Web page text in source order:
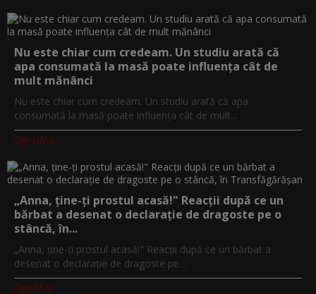
Nu este chiar cum credeam. Un studiu arată că
apa consumată la masă poate influența cât de
mult mănânci
Nu este chiar cum credeam. Un studiu arată că apa
consumată la masă poate influența cât de mult...
Digi-Life.tv
„Anna, ţine-ţi prostul acasă!" Reacţii după ce un
bărbat a desenat o declaraţie de dragoste pe o
stâncă, în...
„Anna, ţine-ţi prostul acasă!" Reacţii după ce un bărbat a
desenat o declaraţie de dragoste pe...
DigiFM.ro